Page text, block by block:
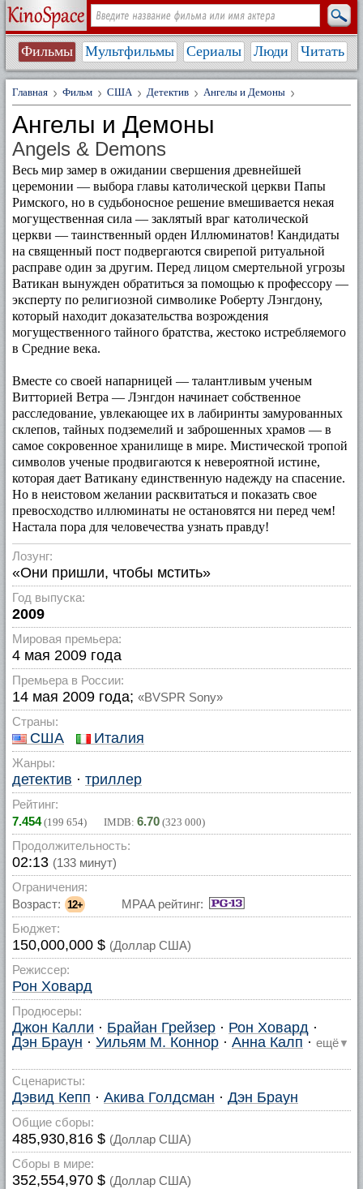
Фильмы Мультфильмы Сериалы Люди Читать
Главная Фильм США Детектив Ангелы и Демоны
Ангелы и Демоны
Angels & Demons
Весь мир замер в ожидании свершения древнейшей
церемонии — выбора главы католической церкви Папы
Римского, но в судьбоносное решение вмешивается некая
могущественная сила — заклятый враг католической
церкви — таинственный орден Иллюминатов! Кандидаты
на священный пост подвергаются свирепой ритуальной
расправе один за другим. Перед лицом смертельной угрозы
Ватикан вынужден обратиться за помощью к профессору —
эксперту по религиозной символике Роберту Лэнгдону,
который находит доказательства возрождения
могущественного тайного братства, жестоко истребляемого
в Средние века.
Вместе со своей напарницей — талантливым ученым
Витторией Ветра — Лэнгдон начинает собственное
расследование, увлекающее их в лабиринты замурованных
склепов, тайных подземелий и заброшенных храмов — в
самое сокровенное хранилище в мире. Мистической тропой
символов ученые продвигаются к невероятной истине,
которая дает Ватикану единственную надежду на спасение.
Но в неистовом желании расквитаться и показать свое
превосходство иллюминаты не остановятся ни перед чем!
Настала пора для человечества узнать правду!
Лозунг:
«Они пришли, чтобы мстить»
Год выпуска:
2009
Мировая премьера:
4 мая 2009 года
Премьера в России:
14 мая 2009 года; «BVSPR Sony»
Страны:
США Италия
Жанры:
детектив · триллер
Рейтинг:
7.454(199 654) IMDB: 6.70 (323 000)
Продолжительность:
02:13 (133 минут)
Ограничения:
Возраст: 12+
MPAA рейтинг:
Бюджет:
150,000,000 $ (Доллар США)
Режиссер:
Рон Ховард
Продюсеры:
Джон Калли · Брайан Грейзер · Рон Ховард ·
Дэн Браун · Уильям М. Коннор · Анна Калп · ещё ▼
Сценаристы:
Дэвид Кепп · Акива Голдсман · Дэн Браун
Общие сборы:
485,930,816 $ (Доллар США)
Сборы в мире:
352,554,970 $ (Доллар США)